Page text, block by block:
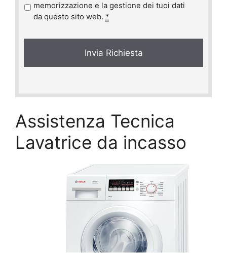
r
a
memorizzazione e la gestione dei tuoi dati
da questo sito web. *
Assistenza Tecnica
Lavatrice da incasso